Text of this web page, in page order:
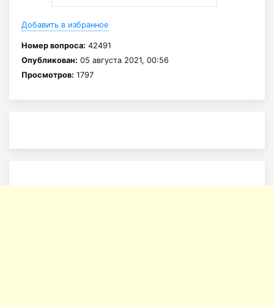
Добавить в избранное
Номер вопроса: 42491
Опубликован: 05 августа 2021, 00:56
Просмотров: 1797